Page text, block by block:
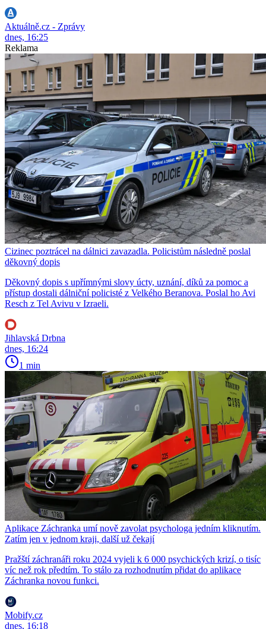
Aktuálně.cz - Zprávy
dnes, 16:25
Reklama
Cizinec poztrácel na dálnici zavazadla. Policistům následně poslal
děkovný dopis
Děkovný dopis s upřímnými slovy úcty, uznání, díků za pomoc a
přístup dostali dálniční policisté z Velkého Beranova. Poslal ho Avi
Resch z Tel Avivu v Izraeli.
Jihlavská Drbna
dnes, 16:24
1 min
Aplikace Záchranka umí nově zavolat psychologa jedním kliknutím.
Zatím jen v jednom kraji, další už čekají
Pražští záchranáři roku 2024 vyjeli k 6 000 psychických krizí, o tisíc
víc než rok předtím. To stálo za rozhodnutím přidat do aplikace
Záchranka novou funkci.
Mobify.cz
dnes, 16:18